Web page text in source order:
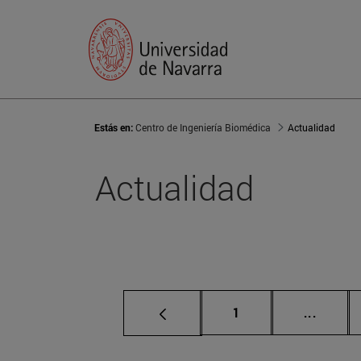
Estás en:Centro de Ingeniería Biomédica Actualidad
Actualidad
Página
1 ...